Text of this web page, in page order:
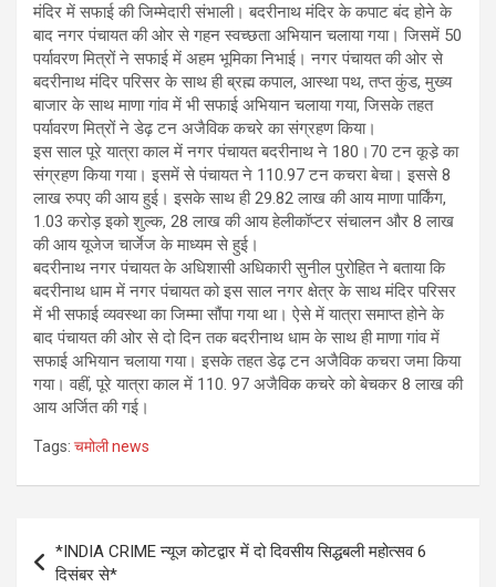
मंदिर में सफाई की जिम्मेदारी संभाली। बदरीनाथ मंदिर के कपाट बंद होने के
बाद नगर पंचायत की ओर से गहन स्वच्छता अभियान चलाया गया। जिसमें 50
पर्यावरण मित्रों ने सफाई में अहम भूमिका निभाई। नगर पंचायत की ओर से
बदरीनाथ मंदिर परिसर के साथ ही ब्रह्म कपाल, आस्था पथ, तप्त कुंड, मुख्य
बाजार के साथ माणा गांव में भी सफाई अभियान चलाया गया, जिसके तहत
पर्यावरण मित्रों ने डेढ़ टन अजैविक कचरे का संग्रहण किया।
इस साल पूरे यात्रा काल में नगर पंचायत बदरीनाथ ने 180।70 टन कूडे़ का
संग्रहण किया गया। इसमें से पंचायत ने 110.97 टन कचरा बेचा। इससे 8
लाख रुपए की आय हुई। इसके साथ ही 29.82 लाख की आय माणा पार्किंग,
1.03 करोड़ इको शुल्क, 28 लाख की आय हेलीकॉप्टर संचालन और 8 लाख
की आय यूजेज चार्जेज के माध्यम से हुई।
बदरीनाथ नगर पंचायत के अधिशासी अधिकारी सुनील पुरोहित ने बताया कि
बदरीनाथ धाम में नगर पंचायत को इस साल नगर क्षेत्र के साथ मंदिर परिसर
में भी सफाई व्यवस्था का जिम्मा सौंपा गया था। ऐसे में यात्रा समाप्त होने के
बाद पंचायत की ओर से दो दिन तक बदरीनाथ धाम के साथ ही माणा गांव में
सफाई अभियान चलाया गया। इसके तहत डेढ़ टन अजैविक कचरा जमा किया
गया। वहीं, पूरे यात्रा काल में 110. 97 अजैविक कचरे को बेचकर 8 लाख की
आय अर्जित की गई।
Tags: चमोली news
navigation
*INDIA CRIME न्यूज कोटद्वार में दो दिवसीय सिद्धबली महोत्सव 6
दिसंबर से*